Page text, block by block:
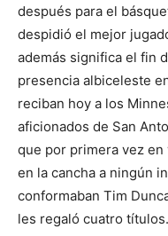
después para el
despidió el mejor
además significa el fin
presencia albiceleste
reciban hoy a los
aficionados de San
que por primera vez
en la cancha a ningún
conformaban Tim
les regaló cuatro títulos.